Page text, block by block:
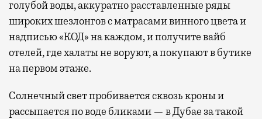
голубой воды, аккуратно расставленные ряды
широких шезлонгов с матрасами винного цвета и
надписью «КОД» на каждом, и получите вайб
отелей, где халаты не воруют, а покупают в бутике
на первом этаже.
Солнечный свет пробивается сквозь кроны и
рассыпается по воде бликами — в Дубае за такой